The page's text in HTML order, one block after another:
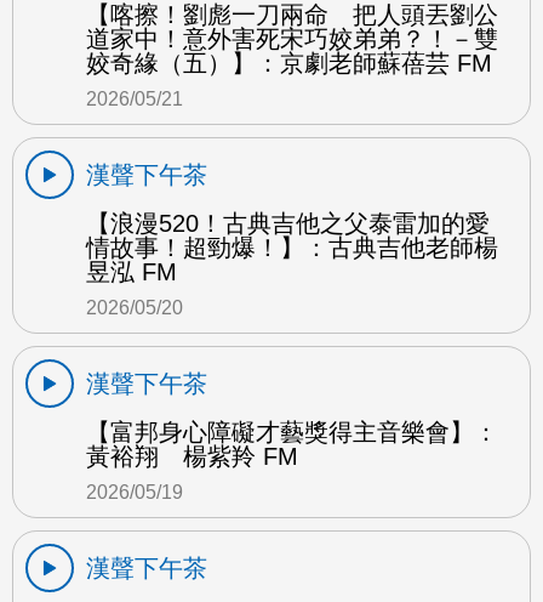
【喀擦！劉彪一刀兩命 把人頭丟劉公
道家中！意外害死宋巧姣弟弟？！－雙
姣奇緣（五）】：京劇老師蘇蓓芸 FM
2026/05/21
漢聲下午茶
【浪漫520！古典吉他之父泰雷加的愛
情故事！超勁爆！】：古典吉他老師楊
昱泓 FM
2026/05/20
漢聲下午茶
【富邦身心障礙才藝獎得主音樂會】：
黃裕翔 楊紫羚 FM
2026/05/19
漢聲下午茶